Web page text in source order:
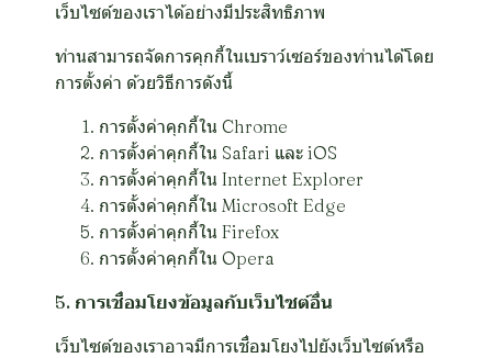
เว็บไซต์ของเราได้อย่างมีประสิทธิภาพ
ท่านสามารถจัดการคุกกี้ในเบราว์เซอร์ของท่านได้โดย
การตั้งค่า ด้วยวิธีการดังนี้
การตั้งค่าคุกกี้ใน Chrome
การตั้งค่าคุกกี้ใน Safari และ iOS
การตั้งค่าคุกกี้ใน Internet Explorer
การตั้งค่าคุกกี้ใน Microsoft Edge
การตั้งค่าคุกกี้ใน Firefox
การตั้งค่าคุกกี้ใน Opera
5. การเชื่อมโยงข้อมูลกับเว็บไซต์อื่น
เว็บไซต์ของเราอาจมีการเชื่อมโยงไปยังเว็บไซต์หรือ